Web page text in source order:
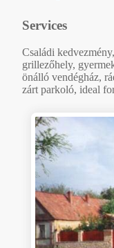
Services
Családi
grillezőhely,
önálló vendégház,
zárt parkoló, ideal